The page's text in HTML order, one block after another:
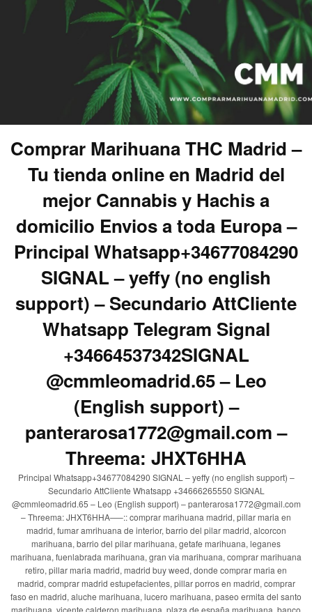
Comprar Marihuana THC Madrid –
Tu tienda online en Madrid del
mejor Cannabis y Hachis a
domicilio Envios a toda Europa –
Principal Whatsapp+34677084290
SIGNAL – yeffy (no english
support) – Secundario AttCliente
Whatsapp Telegram Signal
+34664537342SIGNAL
@cmmleomadrid.65 – Leo
(English support) –
panterarosa1772@gmail.com –
Threema: JHXT6HHA
Principal Whatsapp+34677084290 SIGNAL – yeffy (no english support) –
Secundario AttCliente Whatsapp +34666265550 SIGNAL
@cmmleomadrid.65 – Leo (English support) – panterarosa1772@gmail.com
– Threema: JHXT6HHA—–:: comprar marihuana madrid, pillar maria en
madrid, fumar amrihuana de interior, barrio del pilar madrid, alcorcon
marihuana, barrio del pilar marihuana, getafe marihuana, leganes
marihuana, fuenlabrada marihuana, gran via marihuana, comprar marihuana
retiro, pillar maria madrid, madrid buy weed, donde comprar maria en
madrid, comprar madrid estupefacientes, pillar porros en madrid, comprar
faso en madrid, aluche marihuana, lucero marihuana, paseo ermita del santo